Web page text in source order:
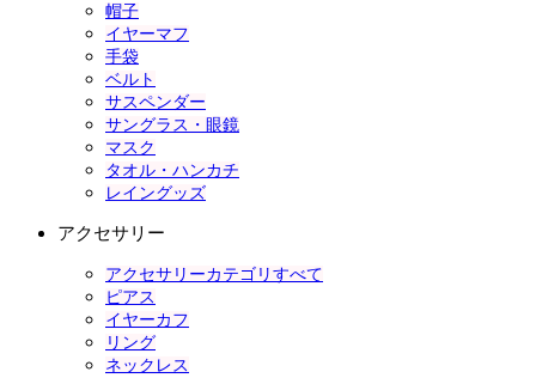
帽子
イヤーマフ
手袋
ベルト
サスペンダー
サングラス・眼鏡
マスク
タオル・ハンカチ
レイングッズ
アクセサリー
アクセサリーカテゴリすべて
ピアス
イヤーカフ
リング
ネックレス